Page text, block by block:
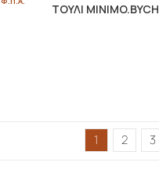
ΤΟΥΛΙ MINIMO.BYCH
1 2 3